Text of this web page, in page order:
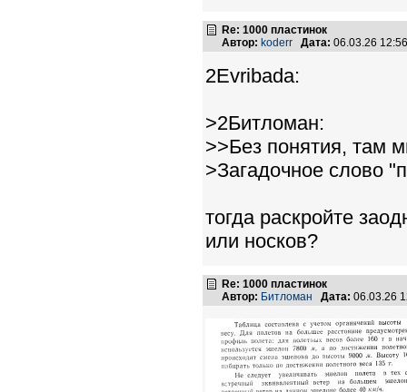
Re: 1000 пластинок
Автор: koderr Дата: 06.03.26
2Evribada:
>2Битломан:
>>Без понятия, там
>Загадочное слово
тогда раскройте
или носков?
Re: 1000 пластинок
Автор: Битломан Дата: 06.03.26